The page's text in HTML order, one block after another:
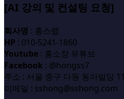
[AI 강의 및 컨설팅 요청]
회사명 : 홍스랩
HP : 010-5241-1860
Youtube : 홍소장 유튜브
Facebook : @hongss7
주소 : 서울 중구 다동 동아빌딩
이메일 : sshong@sshong.com